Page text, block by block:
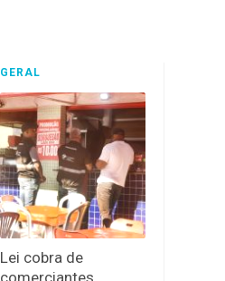
GERAL
Lei cobra de